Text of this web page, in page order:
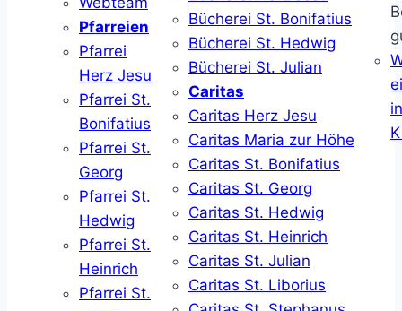
Pfarreien
Pfarrei
Herz Jesu
Pfarrei St.
Bonifatius
Pfarrei St.
Georg
Pfarrei St.
Hedwig
Pfarrei St.
Heinrich
Pfarrei St.
Bücherei St. Bonifatius
Bücherei St. Hedwig
Bücherei St. Julian
Caritas
Caritas Herz Jesu
Caritas Maria zur Höhe
Caritas St. Bonifatius
Caritas St. Georg
Caritas St. Hedwig
Caritas St. Heinrich
Caritas St. Julian
Caritas St. Liborius